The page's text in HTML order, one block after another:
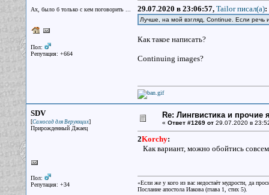
Ах, было б только с кем поговорить ...
Пол:
Репутация: +664
29.07.2020 в 23:06:57, Tailor писал(a):
Лучше, на мой взгляд, Continue. Если речь
Как такое написать?
Continuing images?
SDV
[Самосад для Верующих]
Прирожденный Джаец
Пол:
Репутация: +34
Re: Лингвистика и прочие
« Ответ #1269 от29.07.2020 в
2Korchy:
Как вариант, можно обойтись совсем
«Если же у кого из вас недостаёт мудрости, да
Послание апостола Иакова (глава 1, стих 5).